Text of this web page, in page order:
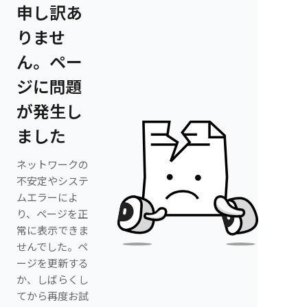
申し訳あ
りませ
ん。ペー
ジに問題
が発生し
ました
ネットワークの
不安定やシステ
ムエラーによ
り、ページを正
常に表示できま
せんでした。ペ
ージを更新する
か、しばらくし
てから再度お試